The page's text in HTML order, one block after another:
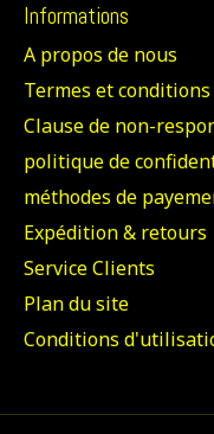
Informations
A propos de nous
Termes et conditions
Clause de non-
politique de
méthodes de
Expédition & retours
Service Clients
Plan du site
Conditions